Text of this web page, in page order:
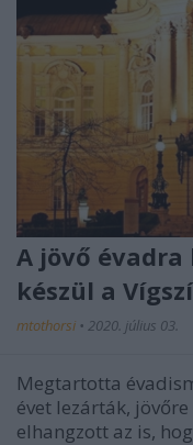
A jövő
készül a
mtothorsi • 2020. július 03.
Megtartotta
évet lezárták,
elhangzott az is,